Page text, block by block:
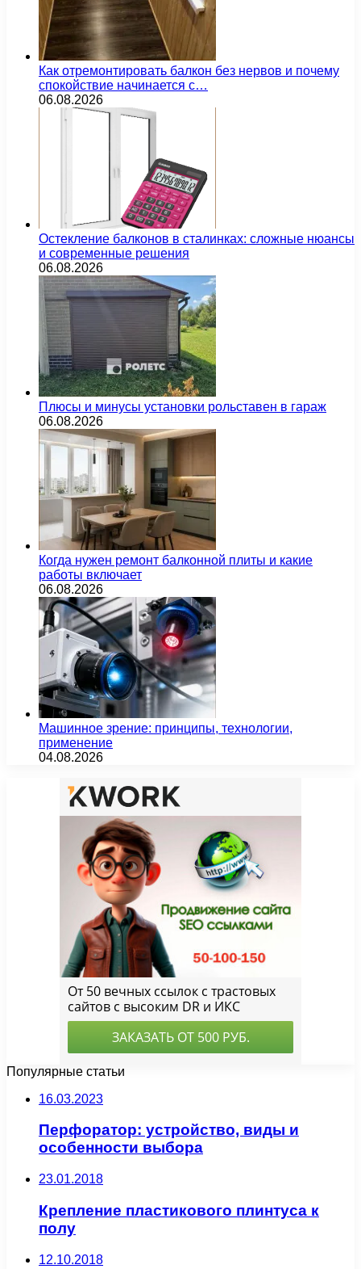
Как отремонтировать балкон без нервов и почему
спокойствие начинается с…
06.08.2026
Остекление балконов в сталинках: сложные нюансы
и современные решения
06.08.2026
Плюсы и минусы установки рольставен в гараж
06.08.2026
Когда нужен ремонт балконной плиты и какие
работы включает
06.08.2026
Машинное зрение: принципы, технологии,
применение
04.08.2026
Популярные статьи
16.03.2023
Перфоратор: устройство, виды и
особенности выбора
23.01.2018
Крепление пластикового плинтуса к
полу
12.10.2018